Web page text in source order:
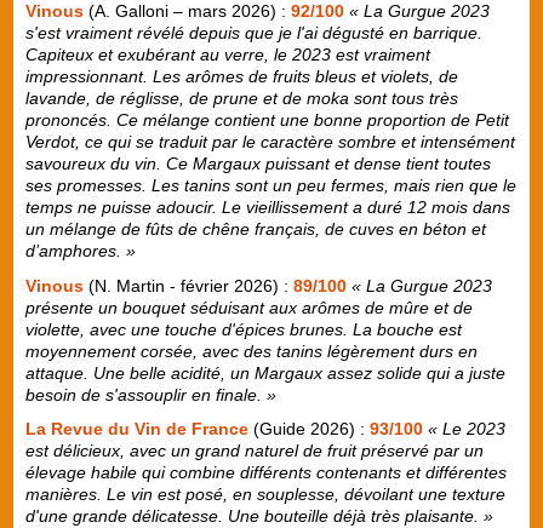
Vinous (A. Galloni – mars 2026) : 92/100 « La Gurgue 2023
s'est vraiment révélé depuis que je l'ai dégusté en barrique.
Capiteux et exubérant au verre, le 2023 est vraiment
impressionnant. Les arômes de fruits bleus et violets, de
lavande, de réglisse, de prune et de moka sont tous très
prononcés. Ce mélange contient une bonne proportion de Petit
Verdot, ce qui se traduit par le caractère sombre et intensément
savoureux du vin. Ce Margaux puissant et dense tient toutes
ses promesses. Les tanins sont un peu fermes, mais rien que le
temps ne puisse adoucir. Le vieillissement a duré 12 mois dans
un mélange de fûts de chêne français, de cuves en béton et
d’amphores. »
Vinous (N. Martin - février 2026) : 89/100 « La Gurgue 2023
présente un bouquet séduisant aux arômes de mûre et de
violette, avec une touche d'épices brunes. La bouche est
moyennement corsée, avec des tanins légèrement durs en
attaque. Une belle acidité, un Margaux assez solide qui a juste
besoin de s'assouplir en finale. »
La Revue du Vin de France (Guide 2026) : 93/100 « Le 2023
est délicieux, avec un grand naturel de fruit préservé par un
élevage habile qui combine différents contenants et différentes
manières. Le vin est posé, en souplesse, dévoilant une texture
d'une grande délicatesse. Une bouteille déjà très plaisante. »